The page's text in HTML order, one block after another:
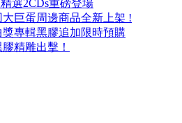
選2CDs重磅登場
巨蛋周邊商品全新上架 !
專輯黑膠追加限時預購
精雕出擊！